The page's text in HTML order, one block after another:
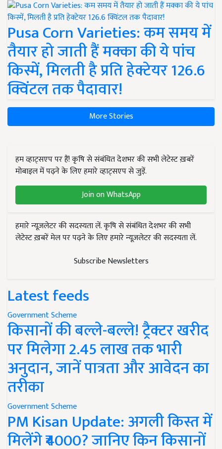
Pusa Corn Varieties: कम समय में
तैयार हो जाती हैं मक्का की ये पांच
किस्में, मिलती है प्रति हेक्टेयर 126.6
क्विंटल तक पैदावार!
More Stories
हम व्हाट्सएप पर हैं! कृषि से संबंधित देशभर की सभी लेटेस्ट ख़बरें
मोबाइल में पढ़ने के लिए हमारे व्हाट्सएप से जुड़ें.
Join on WhatsApp
हमारे न्यूज़लेटर की सदस्यता लें. कृषि से संबंधित देशभर की सभी
लेटेस्ट ख़बरें मेल पर पढ़ने के लिए हमारे न्यूज़लेटर की सदस्यता लें.
Subscribe Newsletters
Latest feeds
Government Scheme
किसानों की बल्ले-बल्ले! ट्रैक्टर खरीद
पर मिलेगा 2.45 लाख तक भारी
अनुदान, जानें पात्रता और आवेदन का
तरीका
Government Scheme
PM Kisan Update: अगली किस्त में
मिलेंगे ₹4000? जानिए किन किसानों